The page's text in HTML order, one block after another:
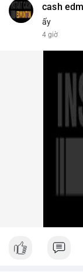
tháng. NEAR giảm
mạnh.
tượng. Trump
nhiều tỷ USD,
- Tổ chức & Công
Group vụ hack
Circle mở rộng
công ở mức 18
Nhà đầu tư nên
nhiều giao dịch
Xem chi tiết các
#ofacsanctions
cash
ấy
4 giờ